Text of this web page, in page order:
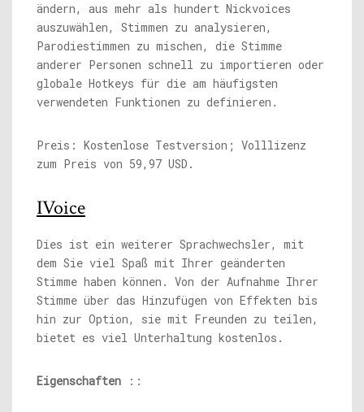
ändern, aus mehr als hundert Nickvoices
auszuwählen, Stimmen zu analysieren,
Parodiestimmen zu mischen, die Stimme
anderer Personen schnell zu importieren oder
globale Hotkeys für die am häufigsten
verwendeten Funktionen zu definieren.
Preis: Kostenlose Testversion; Volllizenz
zum Preis von 59,97 USD.
IVoice
Dies ist ein weiterer Sprachwechsler, mit
dem Sie viel Spaß mit Ihrer geänderten
Stimme haben können. Von der Aufnahme Ihrer
Stimme über das Hinzufügen von Effekten bis
hin zur Option, sie mit Freunden zu teilen,
bietet es viel Unterhaltung kostenlos.
Eigenschaften ::